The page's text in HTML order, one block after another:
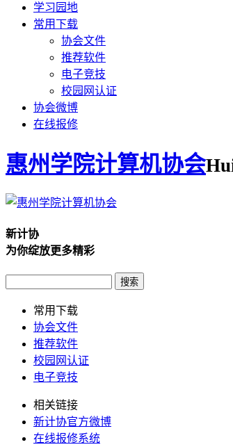
学习园地
常用下载
协会文件
推荐软件
电子竞技
校园网认证
协会微博
在线报修
惠州学院计算机协会
新计协
为你绽放更多精彩
常用下载
协会文件
推荐软件
校园网认证
电子竞技
相关链接
新计协官方微博
在线报修系统